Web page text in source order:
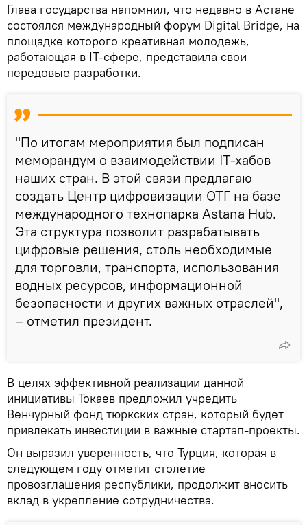
Глава государства напомнил, что недавно в Астане
состоялся международный форум Digital Bridge, на
площадке которого креативная молодежь,
работающая в IT-сфере, представила свои
передовые разработки.
"По итогам мероприятия был подписан
меморандум о взаимодействии IТ-хабов
наших стран. В этой связи предлагаю
создать Центр цифровизации ОТГ на базе
международного технопарка Astana Hub.
Эта структура позволит разрабатывать
цифровые решения, столь необходимые
для торговли, транспорта, использования
водных ресурсов, информационной
безопасности и других важных отраслей",
– отметил президент.
В целях эффективной реализации данной
инициативы Токаев предложил учредить
Венчурный фонд тюркских стран, который будет
привлекать инвестиции в важные стартап-проекты.
Он выразил уверенность, что Турция, которая в
следующем году отметит столетие
провозглашения республики, продолжит вносить
вклад в укрепление сотрудничества.